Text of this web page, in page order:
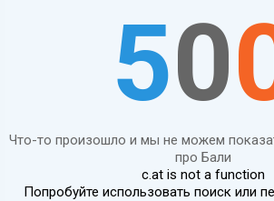
50
Что-то произошло и мы не можем
про Бали
c.at is not a function
Попробуйте использовать поиск или